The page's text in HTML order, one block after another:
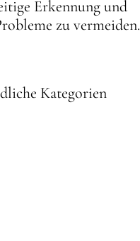
Erkennung und
zu vermeiden.
Kategorien